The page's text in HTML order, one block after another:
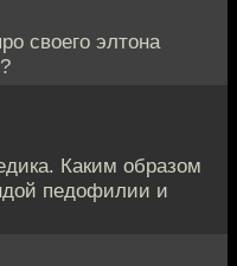
своего элтона
Каким образом
педофилии и